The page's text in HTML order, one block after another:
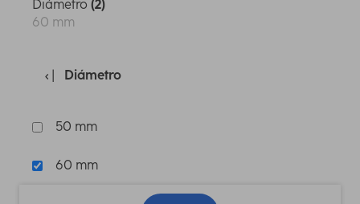
Diámetro (2)
60 mm
Diámetro
50 mm
60 mm